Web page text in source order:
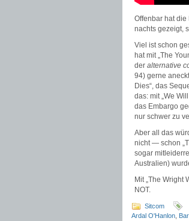
Offenbar hat
nachts gezeigt,
Viel ist schon
hat mit „The
der alternative
94) gerne
Dies“, das
das: mit „We
das Embargo
nur schwer zu
Aber all das
nicht — schon
sogar
Australien)
Mit „The Wright
NOT.
Sitcom
Ardal O'Hanlon